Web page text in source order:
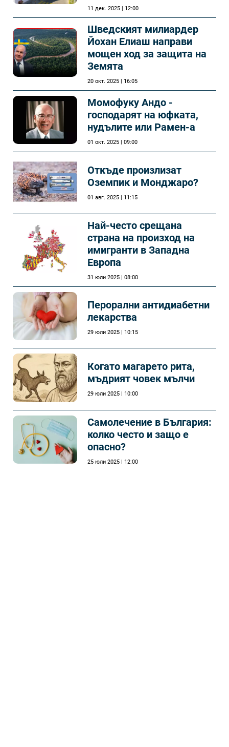
11 дек. 2025 | 12:00
Шведският милиардер
Йохан Елиаш направи
мощен ход за защита на
Земята
20 окт. 2025 | 16:05
Момофуку Андо -
господарят на юфката,
нудълите или Рамен-а
01 окт. 2025 | 09:00
Откъде произлизат
Оземпик и Монджаро?
01 авг. 2025 | 11:15
Най-често срещана
страна на произход на
имигранти в Западна
Европа
31 юли 2025 | 08:00
Перорални антидиабетни
лекарства
29 юли 2025 | 10:15
Когато магарето рита,
мъдрият човек мълчи
29 юли 2025 | 10:00
Самолечeние в България:
колко често и защо е
опасно?
25 юли 2025 | 12:00